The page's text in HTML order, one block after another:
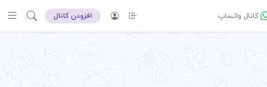
کانال واتساپ افزودن کانال